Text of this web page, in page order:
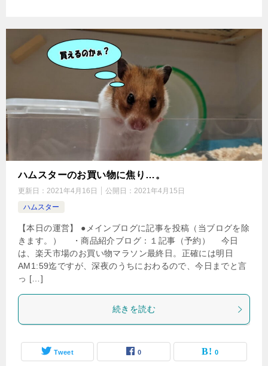
ハムスターのお買い物に焦り…。
更新日： 2021年4月16日 公開日： 2021年4月15日
ハムスター
【本日の運営】 ●メインブログに記事を投稿（当ブログを除
きます。） ・商品紹介ブログ：１記事（予約） 今日
は、楽天市場のお買い物マラソン最終日。正確には明日
AM1:59迄ですが、深夜のうちにおわるので、今日までと言
っ […]
続きを読む
Tweet 0 0